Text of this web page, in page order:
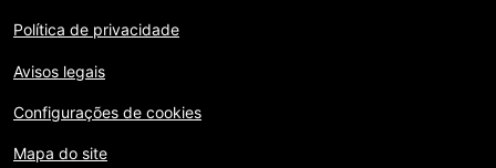
Política de privacidade
Avisos legais
Configurações de cookies
Mapa do site